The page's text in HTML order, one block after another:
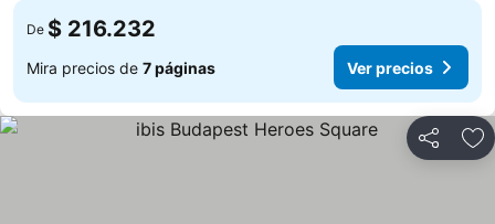
De $ 216.232
Mira precios de 7 páginas Ver precios
Compartir